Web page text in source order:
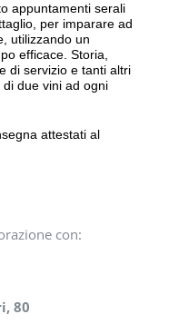
appuntamenti serali
per imparare ad
utilizzando un
efficace. Storia,
di servizio e tanti altri
due vini ad ogni
attestati al
con:
80